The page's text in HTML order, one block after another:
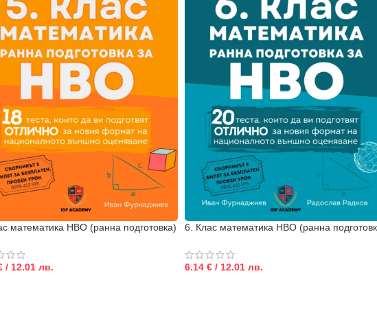
математика НВО (ранна подготовка)
/ 12.01 лв.
6. Клас математика НВО (ранна
6.14 € / 12.01 лв.